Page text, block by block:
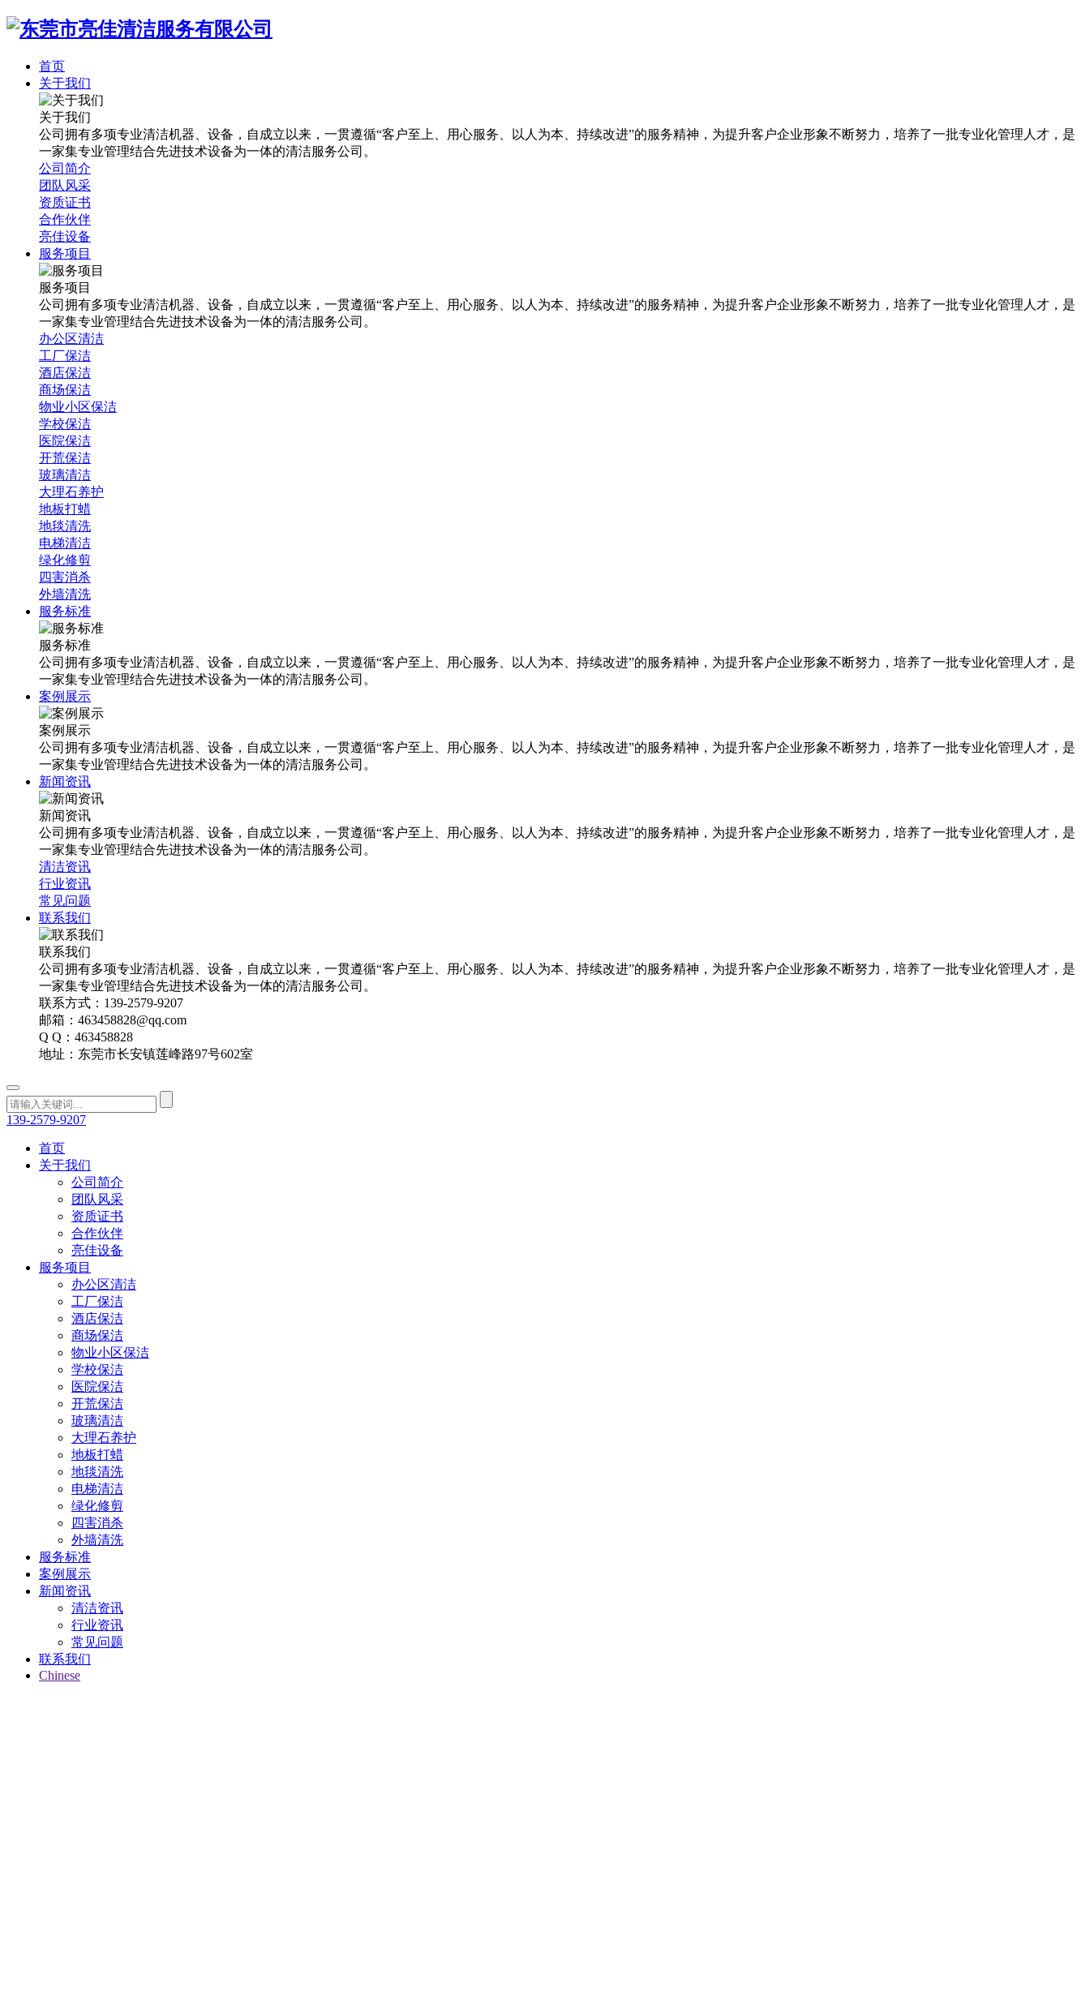
首页
关于我们
关于我们
公司拥有多项专业清洁机器、设备，自成立以来，一贯遵循“客户至上、用心服务、以人为本、持续改进”的服务精神，为提升客户企业形象不断努力，培养了一批专业化管理人才，是
一家集专业管理结合先进技术设备为一体的清洁服务公司。
公司简介
团队风采
资质证书
合作伙伴
亮佳设备
服务项目
服务项目
公司拥有多项专业清洁机器、设备，自成立以来，一贯遵循“客户至上、用心服务、以人为本、持续改进”的服务精神，为提升客户企业形象不断努力，培养了一批专业化管理人才，是
一家集专业管理结合先进技术设备为一体的清洁服务公司。
办公区清洁
工厂保洁
酒店保洁
商场保洁
物业小区保洁
学校保洁
医院保洁
开荒保洁
玻璃清洁
大理石养护
地板打蜡
地毯清洗
电梯清洁
绿化修剪
四害消杀
外墙清洗
服务标准
服务标准
公司拥有多项专业清洁机器、设备，自成立以来，一贯遵循“客户至上、用心服务、以人为本、持续改进”的服务精神，为提升客户企业形象不断努力，培养了一批专业化管理人才，是
一家集专业管理结合先进技术设备为一体的清洁服务公司。
案例展示
案例展示
公司拥有多项专业清洁机器、设备，自成立以来，一贯遵循“客户至上、用心服务、以人为本、持续改进”的服务精神，为提升客户企业形象不断努力，培养了一批专业化管理人才，是
一家集专业管理结合先进技术设备为一体的清洁服务公司。
新闻资讯
新闻资讯
公司拥有多项专业清洁机器、设备，自成立以来，一贯遵循“客户至上、用心服务、以人为本、持续改进”的服务精神，为提升客户企业形象不断努力，培养了一批专业化管理人才，是
一家集专业管理结合先进技术设备为一体的清洁服务公司。
清洁资讯
行业资讯
常见问题
联系我们
联系我们
公司拥有多项专业清洁机器、设备，自成立以来，一贯遵循“客户至上、用心服务、以人为本、持续改进”的服务精神，为提升客户企业形象不断努力，培养了一批专业化管理人才，是
一家集专业管理结合先进技术设备为一体的清洁服务公司。
联系方式：139-2579-9207
邮箱：463458828@qq.com
Q Q：463458828
地址：东莞市长安镇莲峰路97号602室
139-2579-9207
首页
关于我们
公司简介
团队风采
资质证书
合作伙伴
亮佳设备
服务项目
办公区清洁
工厂保洁
酒店保洁
商场保洁
物业小区保洁
学校保洁
医院保洁
开荒保洁
玻璃清洁
大理石养护
地板打蜡
地毯清洗
电梯清洁
绿化修剪
四害消杀
外墙清洗
服务标准
案例展示
新闻资讯
清洁资讯
行业资讯
常见问题
联系我们
Chinese